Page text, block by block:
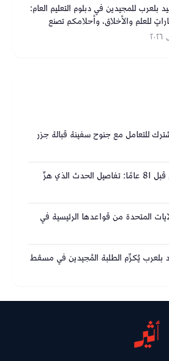
بلعرب للمجيدين في دبلوم التعليم العام:
للعلم والأخلاق، وأحلامكم تصنع
للتعامل مع جنوح سفينة قبالة جزر
في مثل هذا اليوم قبل 81 عامًا: تفاصيل الحدث الذي هزّ
المتحدة من قواعدها الرئيسية في
بلعرب يُكرِّم الطلبة المُجيدين في مسقط